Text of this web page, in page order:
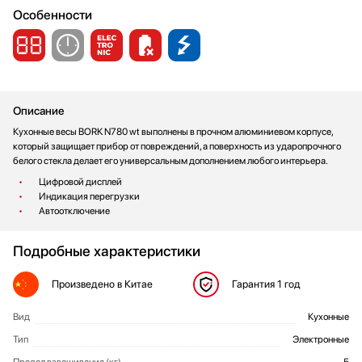
Особенности
Описание
Кухонные весы BORK N780 wt выполнены в прочном алюминиевом корпусе,
который защищает прибор от повреждений, а поверхность из ударопрочного
белого стекла делает его универсальным дополнением любого интерьера.
Цифровой дисплей
Индикация перегрузки
Автоотключение
Подробные характеристики
Произведено в Китае Гарантия 1 год
Общие характеристики BORK N 780
Вид
Кухонные
Тип
Электронные